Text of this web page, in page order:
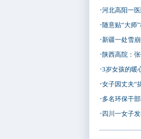
·河北高阳一
·随意贴“大师
·新疆一处雪
·陕西高院：
·3岁女孩的暖
·女子因丈夫“
·多名环保干
·四川一女子